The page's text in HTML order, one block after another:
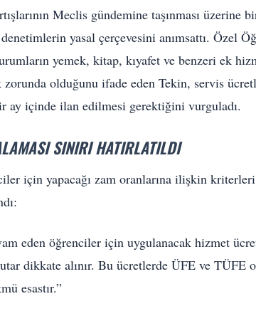
Meclis gündemine taşınması üzerine
yasal çerçevesini anımsattı. Özel
yemek, kitap, kıyafet ve benzeri ek
zorunda olduğunu ifade eden Tekin, servis
ay içinde ilan edilmesi gerektiğini vurguladı.
SINIRI HATIRLATILDI
için yapacağı zam oranlarına ilişkin
eden öğrenciler için uygulanacak hizmet
dikkate alınır. Bu ücretlerde ÜFE ve TÜFE
esastır.”